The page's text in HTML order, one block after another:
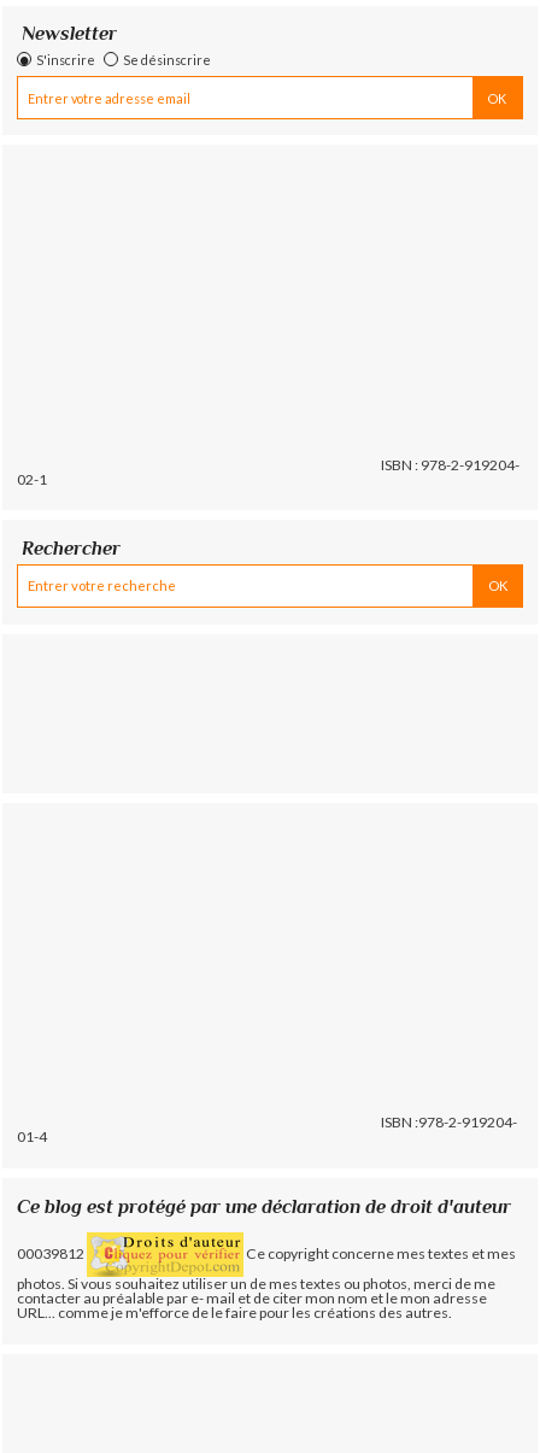
Newsletter
S'inscrire Se désinscrire
ISBN : 978-2-919204-
02-1
Rechercher
ISBN :978-2-919204-
01-4
Ce blog est protégé par une déclaration de droit d'auteur
00039812
Ce copyright concerne mes textes et mes
photos. Si vous souhaitez utiliser un de mes textes ou photos, merci de me
contacter au préalable par e- mail et de citer mon nom et le mon adresse
URL... comme je m'efforce de le faire pour les créations des autres.